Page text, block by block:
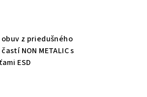
z priedušného
NON METALIC s
ESD